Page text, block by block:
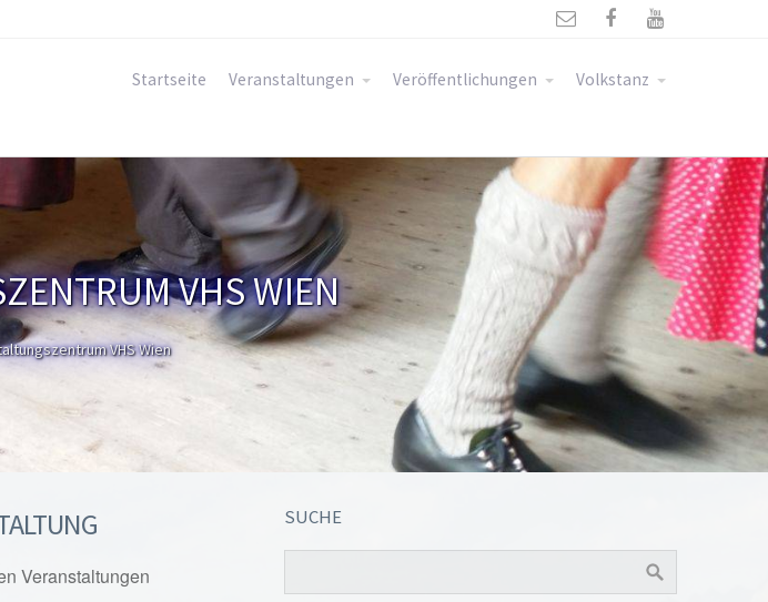
  
Startseite Veranstaltungen Veröffentlichungen Volkstanz
VHS WIEN
VHS Wien
Veranstaltungen
SUCHE